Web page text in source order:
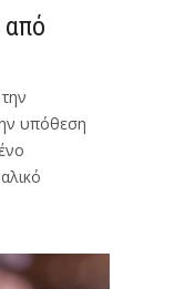
υπόθεση